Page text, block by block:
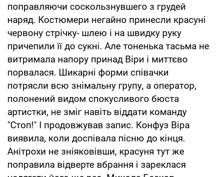
поправляючи соскользнувшего з грудей
наряд. Костюмери негайно принесли красуні
червону стрічку- шлею і на швидку руку
причепили її до сукні. Але тоненька тасьма не
витримала напору принад Віри і миттєво
порвалася. Шикарні форми співачки
потрясли всю знімальну групу, а оператор,
полонений видом спокусливого бюста
артистки, не зміг навіть віддати команду
"Стоп!" І продовжував запис. Конфуз Віра
виявила, коли доспівала пісню до кінця.
Анітрохи не зніяковівши, красуня тут же
поправила відверте вбрання і зареклася